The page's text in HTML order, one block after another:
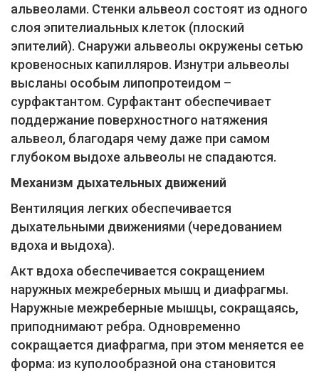
альвеолами. Стенки альвеол состоят из одного
слоя эпителиальных клеток (плоский
эпителий). Снаружи альвеолы окружены сетью
кровеносных капилляров. Изнутри альвеолы
высланы особым липопротеидом –
сурфактантом. Сурфактант обеспечивает
поддержание поверхностного натяжения
альвеол, благодаря чему даже при самом
глубоком выдохе альвеолы не спадаются.
Механизм дыхательных движений
Вентиляция легких обеспечивается
дыхательными движениями (чередованием
вдоха и выдоха).
Акт вдоха обеспечивается сокращением
наружных межреберных мышц и диафрагмы.
Наружные межреберные мышцы, сокращаясь,
приподнимают ребра. Одновременно
сокращается диафрагма, при этом меняется ее
форма: из куполообразной она становится